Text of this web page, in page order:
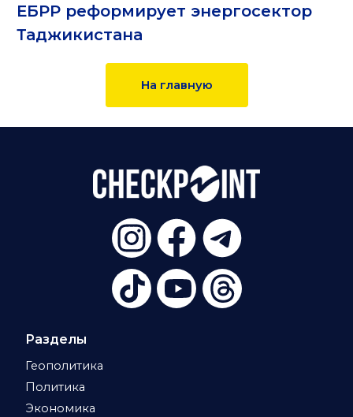
ЕБРР реформирует энергосектор
Таджикистана
На главную
Разделы
Геополитика
Политика
Экономика